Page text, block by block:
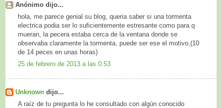
Anónimo dijo...
hola, me parece genial su blog, queria saber si una tormenta
electrica podia ser lo suficientemente estresante como para q
mueran, la pecera estaba cerca de la ventana donde se
observaba claramente la tormenta, puede ser ese el motivo,(10
de 14 peces en unas horas)
25 de febrero de 2013 a las 0:53
Unknown dijo...
A raíz de tu pregunta lo he consultado con algún conocido